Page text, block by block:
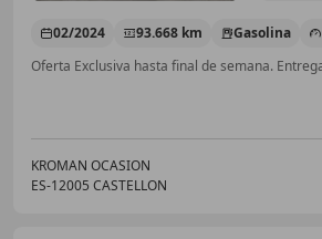
02/2024 93.668 km Gasolina
Oferta Exclusiva hasta final de semana.
KROMAN OCASION
ES-12005 CASTELLON